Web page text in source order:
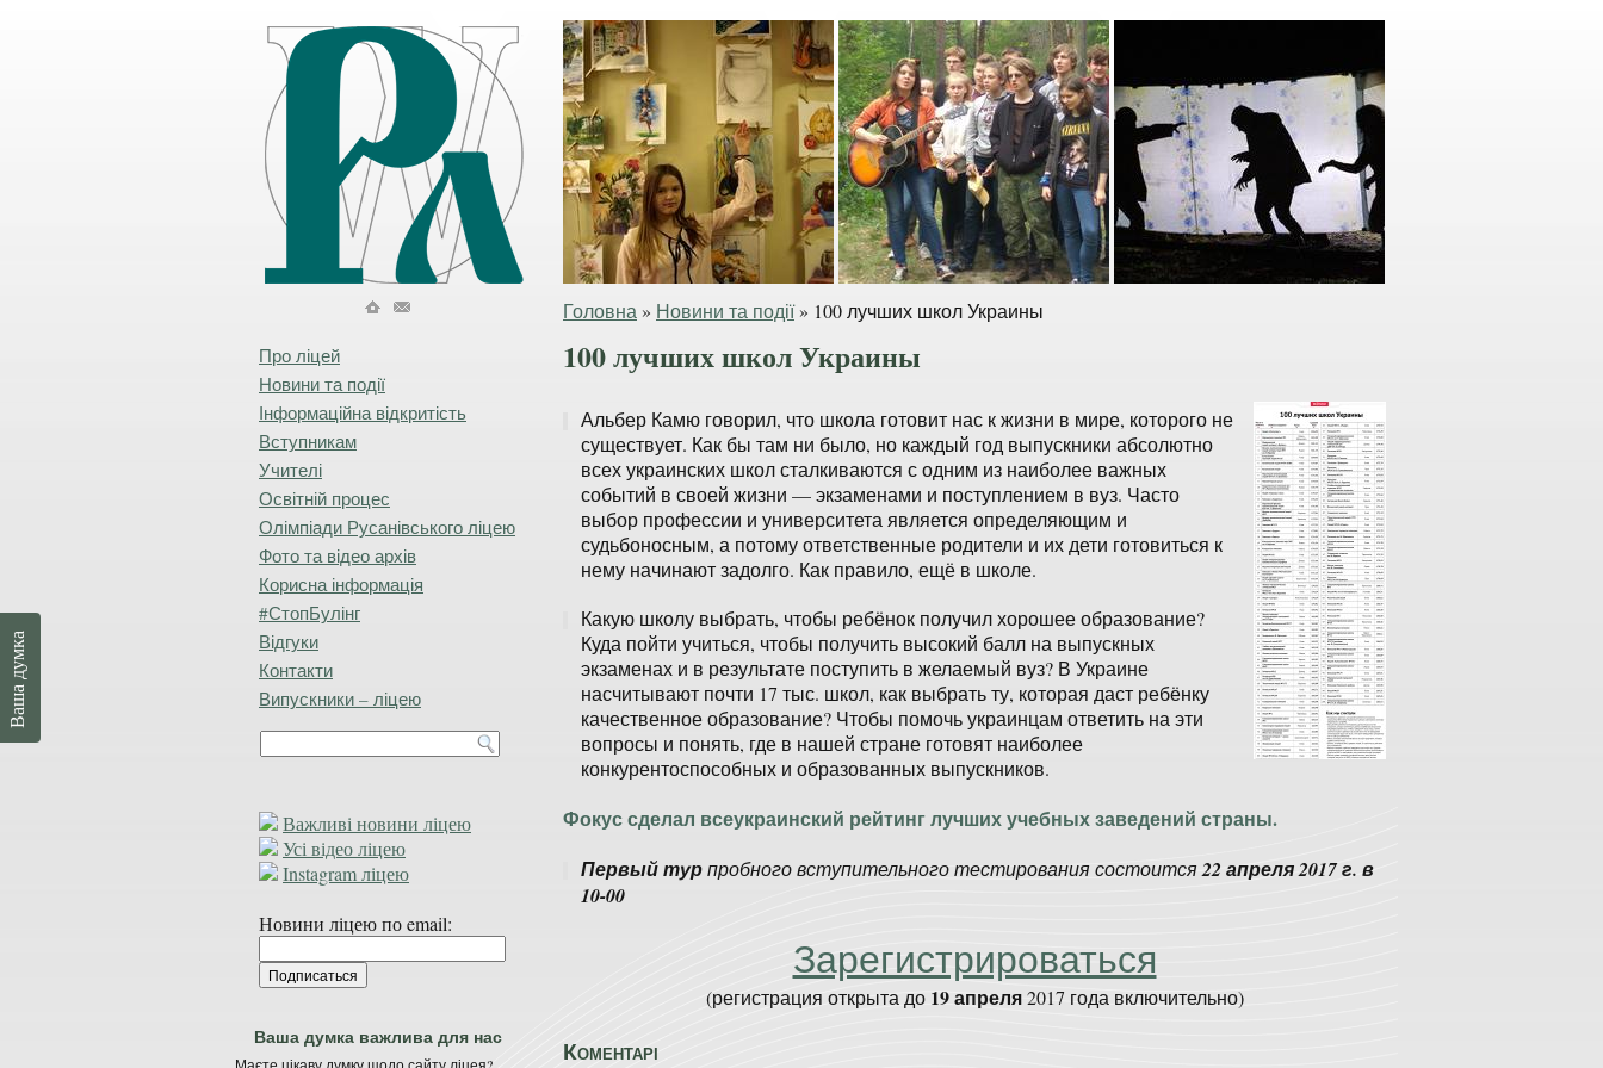
Головна » Новини та події» 100 лучших школ Украины
Про ліцей
Новини та події
Інформаційна відкритість
Вступникам
Учителі
Освітній процес
Олімпіади Русанівського ліцею
Фото та відео архів
Корисна інформація
#СтопБулінг
Відгуки
Контакти
Випускники – ліцею
Важливі новини ліцею
Усі відео ліцею
Instagram ліцею
Новини ліцею по email:
Ваша думка важлива для нас
100 лучших школ Украины
Альбер Камю говорил, что школа готовит нас к жизни в мире, которого не
существует. Как бы там ни было, но каждый год выпускники абсолютно
всех украинских школ сталкиваются с одним из наиболее важных
событий в своей жизни — экзаменами и поступлением в вуз. Часто
выбор профессии и университета является определяющим и
судьбоносным, а потому ответственные родители и их дети готовиться к
нему начинают задолго. Как правило, ещё в школе.
Какую школу выбрать, чтобы ребёнок получил хорошее образование?
Куда пойти учиться, чтобы получить высокий балл на выпускных
экзаменах и в результате поступить в желаемый вуз? В Украине
насчитывают почти 17 тыс. школ, как выбрать ту, которая даст ребёнку
качественное образование? Чтобы помочь украинцам ответить на эти
вопросы и понять, где в нашей стране готовят наиболее
конкурентоспособных и образованных выпускников.
Фокус сделал всеукраинский рейтинг лучших учебных заведений страны.
Первый турпробного вступительного тестирования состоится22 апреля 2017 г. в
10-00
Зарегистрироваться
(регистрация открыта до 19 апреля2017 года включительно)
Коментарі
Ваша думка